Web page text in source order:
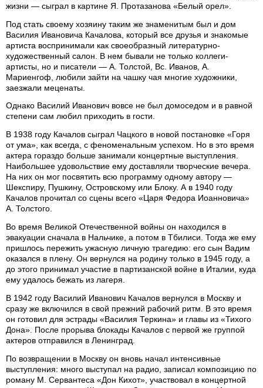
жизни — сыграл в картине Я. Протазанова «Белый орел».
Под стать своему хозяину таким же знаменитым был и дом
Василия Ивановича Качалова, который все друзья и знакомые
артиста воспринимали как своеобразный литературно-
художественный салон. В нем бывали не только коллеги-
артисты, но и писатели — А. Толстой, Вс. Иванов, А.
Мариенгоф, любили зайти на чашку чая многие художники,
заезжали меценаты.
Однако Василий Иванович вовсе не был домоседом и в равной
степени сам любил приходить в гости.
В 1938 году Качалов сыграл Чацкого в новой постановке «Горя
от ума», как всегда, с феноменальным успехом. Но в это время
актера гораздо больше занимали концертные выступления.
Наибольшее удовольствие ему доставляли творческие вечера.
На них он мог посвятить всю программу одному автору —
Шекспиру, Пушкину, Островскому или Блоку. А в 1940 году
Качалов прочитал со сцены всего «Царя Федора Иоанновича»
А. Толстого.
Во время Великой Отечественной войны он находился в
эвакуации сначала в Нальчике, а потом в Тбилиси. Тогда же ему
пришлось пережить ужасную личную трагедию: его сын Вадим
оказался в плену. Он вернулся на родину только в 1945 году, а
до этого принимал участие в партизанской войне в Италии, куда
ему удалось бежать из лагеря.
В 1942 году Василий Иванович Качалов вернулся в Москву и
сразу же включился в свой прежний рабочий ритм. В это время
он готовил для эстрады «Василия Теркина» и главы из «Тихого
Дона». После прорыва блокады Качалов с первой же группой
актеров отправился в Ленинград.
По возвращении в Москву он вновь начал интенсивные
выступления: много выступал на радио, записал композицию по
роману М. Сервантеса «Дон Кихот», участвовал в концертной